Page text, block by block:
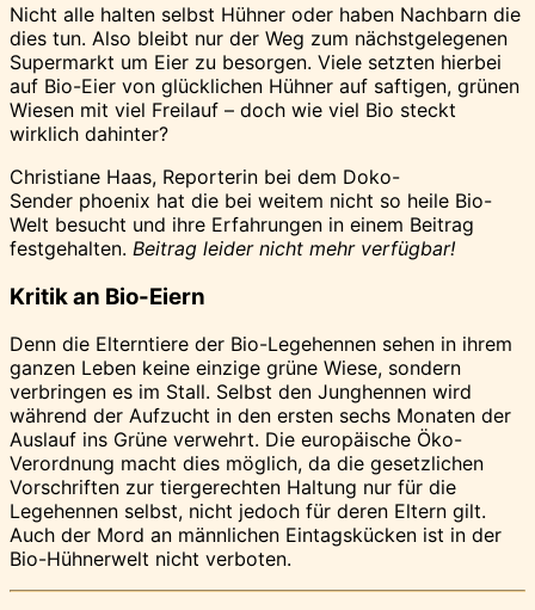
die
nicht
so
heile
Bio-
Nicht alle halten selbst Hühner oder haben Nachbarn die
dies tun. Also bleibt nur der Weg zum nächstgelegenen
Supermarkt um Eier zu besorgen. Viele setzten hierbei
auf Bio-Eier von glücklichen Hühner auf saftigen, grünen
Wiesen mit viel Freilauf – doch wie viel Bio steckt
wirklich dahinter?
Christiane Haas, Reporterin bei dem Doko-
Sender phoenix hat die bei weitem nicht so heile Bio-
Welt besucht und ihre Erfahrungen in einem Beitrag
festgehalten. Beitrag leider nicht mehr verfügbar!
Kritik an Bio-Eiern
Denn die Elterntiere der Bio-Legehennen sehen in ihrem
ganzen Leben keine einzige grüne Wiese, sondern
verbringen es im Stall. Selbst den Junghennen wird
während der Aufzucht in den ersten sechs Monaten der
Auslauf ins Grüne verwehrt. Die europäische Öko-
Verordnung macht dies möglich, da die gesetzlichen
Vorschriften zur tiergerechten Haltung nur für die
Legehennen selbst, nicht jedoch für deren Eltern gilt.
Auch der Mord an männlichen Eintagskücken ist in der
Bio-Hühnerwelt nicht verboten.